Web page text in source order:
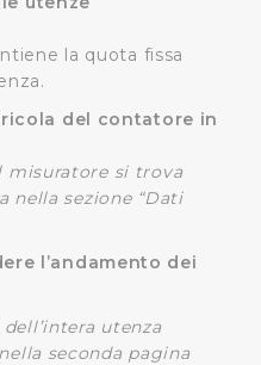
la quota fissa
del contatore in
misuratore si trova
nella sezione “Dati
l’andamento dei
utenza
seconda pagina